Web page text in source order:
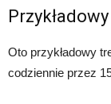
Oto przykładowy
codziennie przez